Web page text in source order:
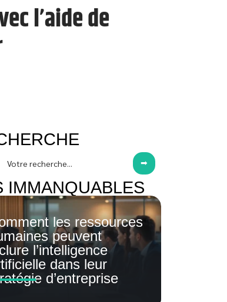
l’aide de
IMMANQUABLES
les ressources
peuvent
l’intelligence
dans leur
d’entreprise